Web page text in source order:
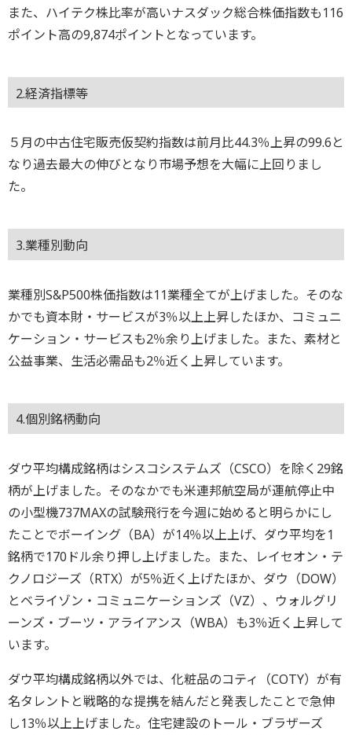
また、ハイテク株比率が高いナスダック総合株価指数も116
ポイント高の9,874ポイントとなっています。
2.経済指標等
５月の中古住宅販売仮契約指数は前月比44.3％上昇の99.6と
なり過去最大の伸びとなり市場予想を大幅に上回りまし
た。
3.業種別動向
業種別S&P500株価指数は11業種全てが上げました。そのな
かでも資本財・サービスが3％以上上昇したほか、コミュニ
ケーション・サービスも2％余り上げました。また、素材と
公益事業、生活必需品も2％近く上昇しています。
4.個別銘柄動向
ダウ平均構成銘柄はシスコシステムズ（CSCO）を除く29銘
柄が上げました。そのなかでも米連邦航空局が運航停止中
の小型機737MAXの試験飛行を今週に始めると明らかにし
たことでボーイング（BA）が14％以上上げ、ダウ平均を1
銘柄で170ドル余り押し上げました。また、レイセオン・テ
クノロジーズ（RTX）が5％近く上げたほか、ダウ（DOW）
とベライゾン・コミュニケーションズ（VZ）、ウォルグリ
ーンズ・ブーツ・アライアンス（WBA）も3％近く上昇して
います。
ダウ平均構成銘柄以外では、化粧品のコティ（COTY）が有
名タレントと戦略的な提携を結んだと発表したことで急伸
し13％以上上げました。住宅建設のトール・ブラザーズ